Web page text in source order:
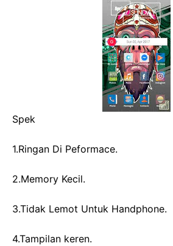
Spek
1.Ringan Di Peformace.
2.Memory Kecil.
3.Tidak Lemot Untuk Handphone.
4.Tampilan keren.